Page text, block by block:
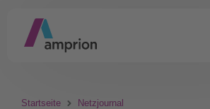
Startseite Netzjournal